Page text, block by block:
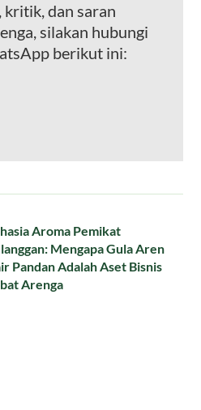
dan saran
silakan hubungi
berikut ini:
Aroma Pemikat
Mengapa Gula Aren
Pandan Adalah Aset Bisnis
Arenga